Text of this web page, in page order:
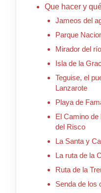
Que hacer y
Jameos del
Parque
Mirador del
Isla de la
Teguise, el
Lanzarote
Playa de
El Camino
del Risco
La Santa y
La ruta de la
Ruta de la
Senda de los